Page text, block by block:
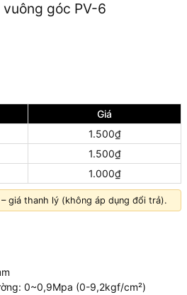
góc PV-6
Giá
1.500₫
1.500₫
1.000₫
giá thanh lý (không áp dụng đổi trả).
0~0,9Mpa (0-9,2kgf/cm²)